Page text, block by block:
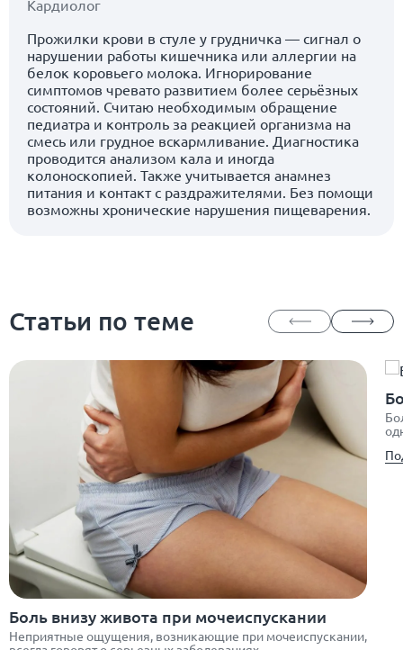
Кардиолог
Прожилки крови в стуле у грудничка — сигнал о
нарушении работы кишечника или аллергии на
белок коровьего молока. Игнорирование
симптомов чревато развитием более серьёзных
состояний. Считаю необходимым обращение
педиатра и контроль за реакцией организма на
смесь или грудное вскармливание. Диагностика
проводится анализом кала и иногда
колоноскопией. Также учитывается анамнез
питания и контакт с раздражителями. Без помощи
возможны хронические нарушения пищеварения.
Статьи по теме
Боль внизу живота при мочеиспускании
Неприятные ощущения, возникающие при мочеиспускании,